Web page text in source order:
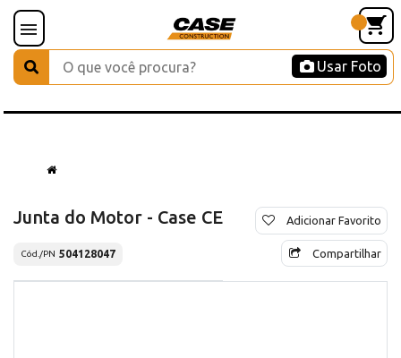
Usar Foto
Junta do Motor - Case CE
Cód./PN 504128047
Adicionar Favorito
Compartilhar